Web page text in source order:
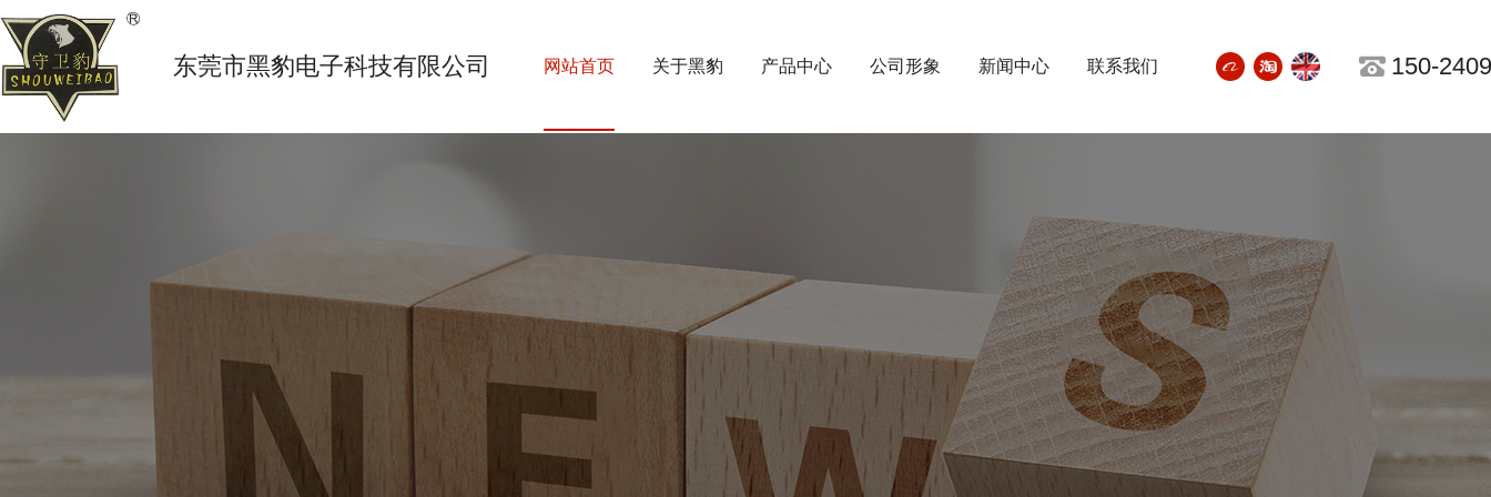
东莞市黑豹电子科技有限公司 网站首页 关于黑豹 产品中心 公司形象 新闻中心 联系我们  150-